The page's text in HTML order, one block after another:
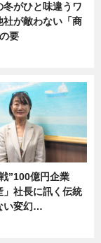
冬がひと味違うワ
社が敵わない「商
要
”100億円企業
」社長に訊く伝統
い変幻…